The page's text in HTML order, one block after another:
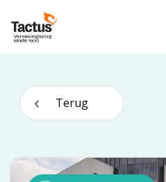
Spring naar content
Terug